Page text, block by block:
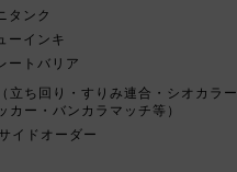
タンク
ーインキ
ートバリア
立ち回り・すりみ連合・シオカラー
カー・バンカラマッチ等）
イドオーダー